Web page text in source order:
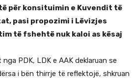
për konsituimin e Kuvendit të
pasi propozimi i Lëvizjes
të fshehtë nuk kaloi as kësaj
PDK, LDK e AAK deklaruan se
i bën thirrje të reflektojë, shkruan